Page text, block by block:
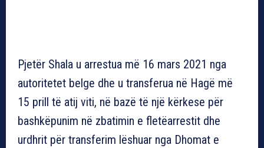
Pjetër Shala u arrestua më 16 mars 2021 nga
autoritetet belge dhe u transferua në Hagë më
15 prill të atij viti, në bazë të një kërkese për
bashkëpunim në zbatimin e fletëarrestit dhe
urdhrit për transferim lëshuar nga Dhomat e